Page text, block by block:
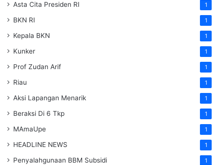
Asta Cita Presiden RI 1
BKN RI 1
Kepala BKN 1
Kunker 1
Prof Zudan Arif 1
Riau 1
Aksi Lapangan Menarik 1
Beraksi Di 6 Tkp 1
MAmaUpe 1
HEADLINE NEWS 1
Penyalahgunaan BBM Subsidi 1